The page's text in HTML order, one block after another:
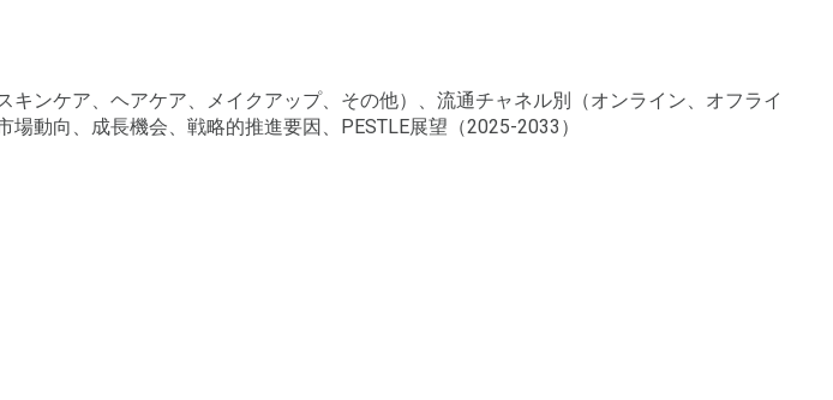
ンケア、ヘアケア、メイクアップ、その他）、流通チャネル別（オンライン、オフライ
動向、成長機会、戦略的推進要因、PESTLE展望（2025-2033）